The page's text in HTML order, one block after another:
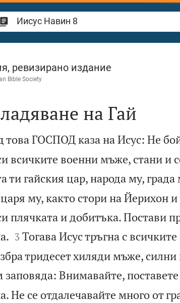
Навин 8
ревизирано издание
Bible Society
на Гай
това ГОСПОД каза на Исус: Не
всичките военни мъже, стани и
ти гайския цар, народа му,
му, както стори на Йерихон
плячката и добитъка. Постави

3 Тогава Исус тръгна с
тридесет хиляди мъже,
заповяда: Внимавайте,
Не се отдалечавайте много от